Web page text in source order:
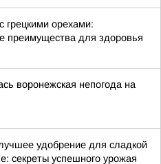
грецкими орехами:
преимущества для здоровья
воронежская непогода на
удобрение для сладкой
секреты успешного урожая